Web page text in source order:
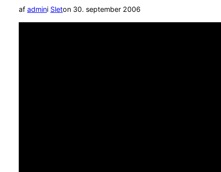
af admini Sleton Udgivet
d.
30. september 2006